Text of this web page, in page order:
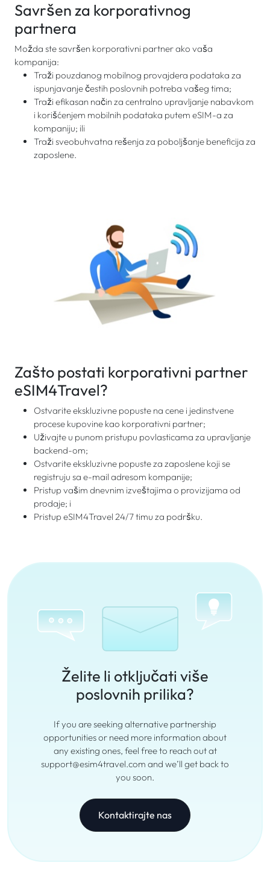
Savršen za korporativnog
partnera
Možda ste savršen korporativni partner ako vaša
kompanija:
Traži pouzdanog mobilnog provajdera podataka za
ispunjavanje čestih poslovnih potreba vašeg tima;
Traži efikasan način za centralno upravljanje nabavkom
i korišćenjem mobilnih podataka putem eSIM-a za
kompaniju; ili
Traži sveobuhvatna rešenja za poboljšanje beneficija za
zaposlene.
Zašto postati korporativni partner
eSIM4Travel?
Ostvarite ekskluzivne popuste na cene i jedinstvene
procese kupovine kao korporativni partner;
Uživajte u punom pristupu povlasticama za upravljanje
backend-om;
Ostvarite ekskluzivne popuste za zaposlene koji se
registruju sa e-mail adresom kompanije;
Pristup vašim dnevnim izveštajima o provizijama od
prodaje; i
Pristup eSIM4Travel 24/7 timu za podršku.
Želite li otključati više
poslovnih prilika?
If you are seeking alternative partnership
opportunities or need more information about
any existing ones, feel free to reach out at
support@esim4travel.com and we’ll get back to
you soon.
Kontaktirajte nas